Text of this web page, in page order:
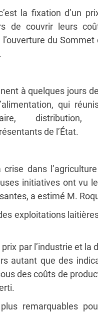
la fixation d’un
de couvrir leurs
du
à quelques jours
qui
distribution,
de l’État.
crise dans
initiatives ont vu
a estimé M.
exploitations
par l’industrie et
autant que des
des coûts de
remarquables